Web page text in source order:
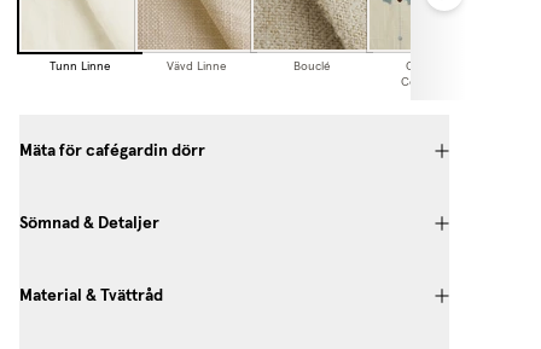
Tunn Linne Vävd Linne Bouclé
Cottage
Collection
Mäta för cafégardin dörr
Sömnad & Detaljer
Material & Tvättråd